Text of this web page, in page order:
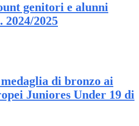
genitori e alunni
2025
di bronzo ai
Juniores Under 19 di